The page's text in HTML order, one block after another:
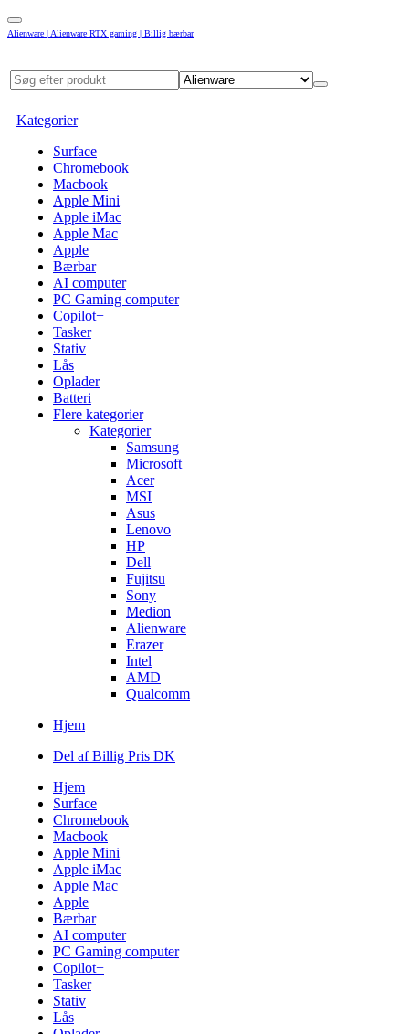
Alienware | Alienware RTX gaming | Billig bærbar
Kategorier
Surface
Chromebook
Macbook
Apple Mini
Apple iMac
Apple Mac
Apple
Bærbar
AI computer
PC Gaming computer
Copilot+
Tasker
Stativ
Lås
Oplader
Batteri
Flere kategorier
Kategorier
Samsung
Microsoft
Acer
MSI
Asus
Lenovo
HP
Dell
Fujitsu
Sony
Medion
Alienware
Erazer
Intel
AMD
Qualcomm
Hjem
Del af Billig Pris DK
Hjem
Surface
Chromebook
Macbook
Apple Mini
Apple iMac
Apple Mac
Apple
Bærbar
AI computer
PC Gaming computer
Copilot+
Tasker
Stativ
Lås